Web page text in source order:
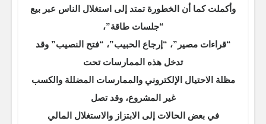
وأكملت كما أن الخطورة تمتد إلى استغلال الناس عبر بيع
“جلسات طاقة”،
“قراءات مصير”، “إرجاع الحبيب”، “فتح النصيب” وقد
تدخل هذه الممارسات تحت
مظلة الاحتيال الإلكتروني والممارسات المضللة والكسب
غير المشروع، وقد تصل
في بعض الحالات إلى الابتزاز والاستغلال المالي